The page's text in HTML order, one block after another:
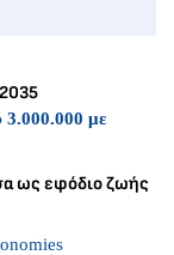
3.000.000 με
ως εφόδιο ζωής